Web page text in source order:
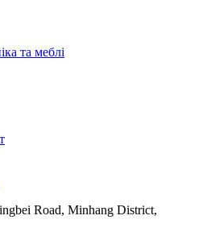
та меблі
Road, Minhang District,